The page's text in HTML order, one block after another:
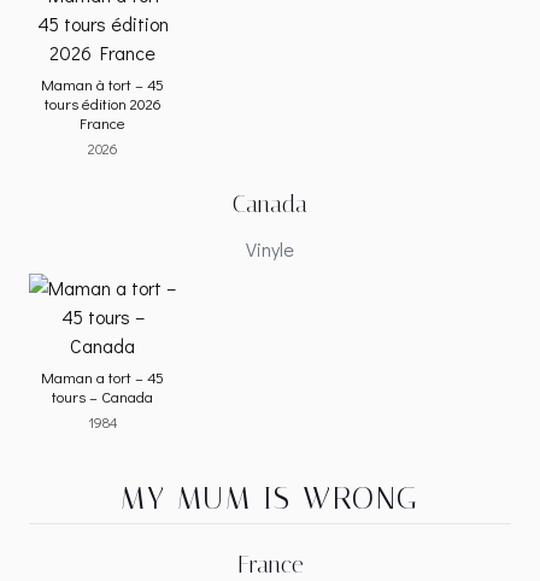
Maman à tort – 45
tours édition 2026
France
2026
Canada
Vinyle
Maman a tort – 45
tours – Canada
1984
MY MUM IS WRONG
France